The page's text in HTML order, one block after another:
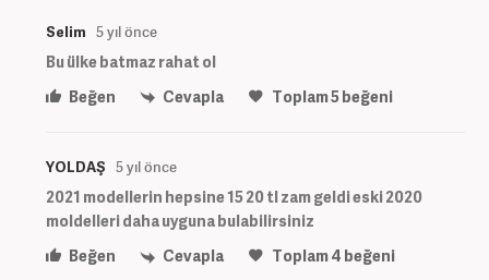
Selim 5 yıl önce
Bu ülke batmaz rahat ol
Beğen
Cevapla Toplam5beğeni
YOLDAŞ 5 yıl önce
2021 modellerin hepsine 15 20 tl zam geldi eski 2020
moldelleri daha uyguna bulabilirsiniz
Beğen
Cevapla Toplam4 beğeni